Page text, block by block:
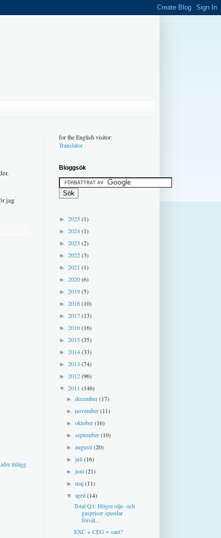
jag
inlägg
for the English visitor:
Translator
Bloggsök
► 2025(1)
► 2024(1)
► 2023 (2)
► 2022(3)
► 2021 (1)
► 2020(6)
► 2019(5)
► 2018(10)
► 2017(13)
► 2016(16)
► 2015(35)
► 2014(33)
► 2013 (74)
► 2012(96)
▼ 2011 (146)
►december(17)
►november(11)
►oktober(16)
►september(10)
►augusti(20)
►juli(16)
►juni(21)
►maj(11)
▼april(14)
Total Q1: Högre olje- och
gaspriser speedar
försäl...
EXC + CEG = sant?